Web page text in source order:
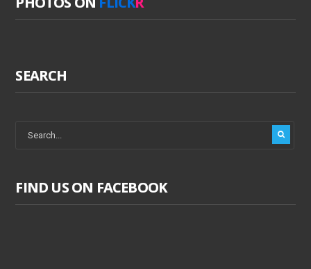
SEARCH
FIND US ON FACEBOOK